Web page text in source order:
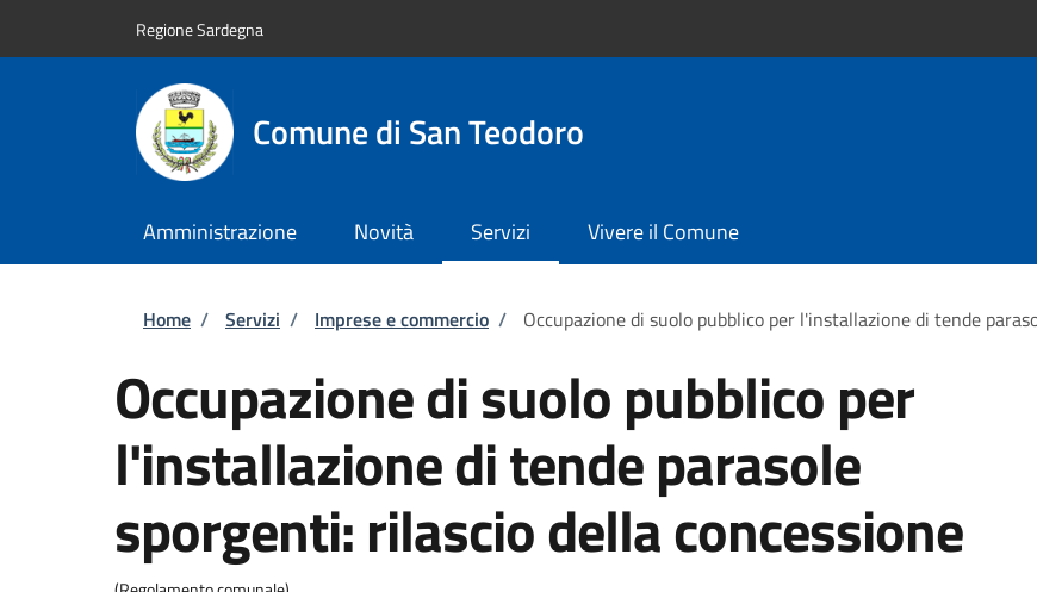
Regione Sardegna
Comune di San Teodoro
Amministrazione Novità Servizi Vivere il Comune
Briciole di pane
Home / Servizi / Imprese e commercio / Occupazione di suolo pubblico per l'installazione di tende
Occupazione di suolo pubblico per
l'installazione di tende parasole
sporgenti: rilascio della concessione